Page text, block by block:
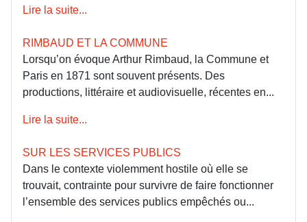
Lire la suite...
RIMBAUD ET LA COMMUNE
Lorsqu’on évoque Arthur Rimbaud, la Commune et
Paris en 1871 sont souvent présents. Des
productions, littéraire et audiovisuelle, récentes en...
Lire la suite...
SUR LES SERVICES PUBLICS
Dans le contexte violemment hostile où elle se
trouvait, contrainte pour survivre de faire fonctionner
l’ensemble des services publics empêchés ou...